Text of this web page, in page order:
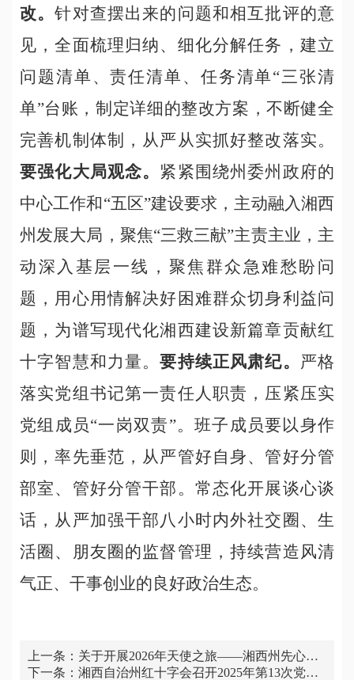
改。针对查摆出来的问题和相互批评的意
见，全面梳理归纳、细化分解任务，建立
问题清单、责任清单、任务清单“三张清
单”台账，制定详细的整改方案，不断健全
完善机制体制，从严从实抓好整改落实。
要强化大局观念。 紧紧围绕州委州政府的
中心工作和“五区”建设要求，主动融入湘西
州发展大局，聚焦“三救三献”主责主业，主
动深入基层一线，聚焦群众急难愁盼问
题，用心用情解决好困难群众切身利益问
题，为谱写现代化湘西建设新篇章贡献红
十字智慧和力量。要持续正风肃纪。 严格
落实党组书记第一责任人职责，压紧压实
党组成员“一岗双责”。班子成员要以身作
则，率先垂范，从严管好自身、管好分管
部室、管好分管干部。常态化开展谈心谈
话，从严加强干部八小时内外社交圈、生
活圈、朋友圈的监督管理，持续营造风清
气正、干事创业的良好政治生态。
上一条： 关于开展2026年天使之旅——湘西州先心病
儿童免费筛查救助活动的公告
下一条： 湘西自治州红十字会召开2025年第13次党组